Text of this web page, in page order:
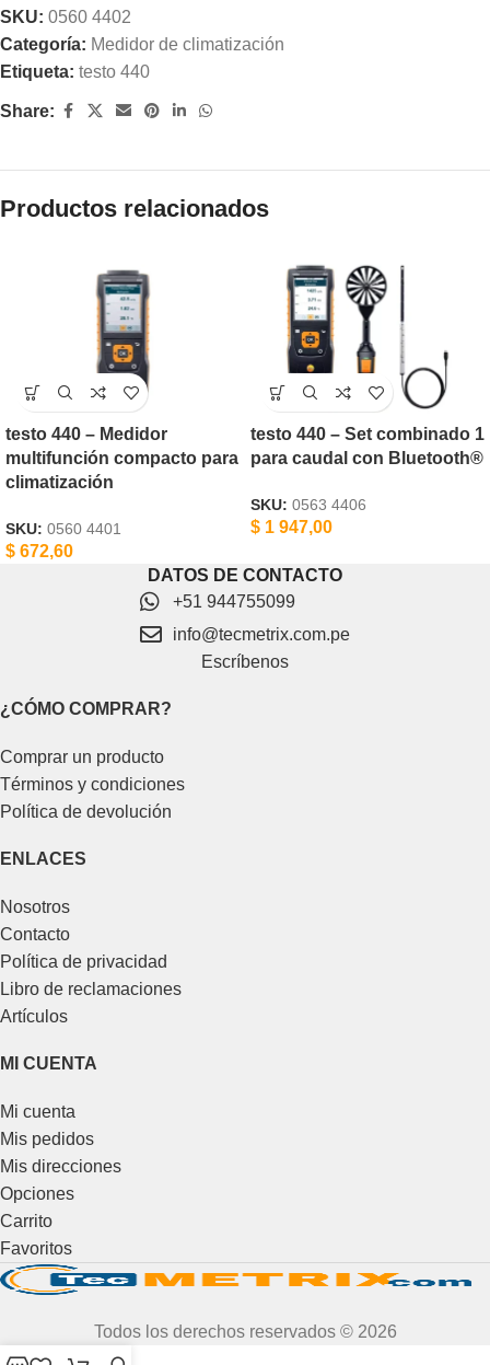
SKU: 0560 4402
Categoría: Medidor de climatización
Etiqueta: testo 440
Share:
Productos relacionados
testo 440 – Medidor
multifunción compacto para
climatización
SKU: 0560 4401
$ 672,60
testo 440 – Set combinado 1
para caudal con Bluetooth®
SKU: 0563 4406
$ 1 947,00
DATOS DE CONTACTO
+51 944755099
info@tecmetrix.com.pe
Escríbenos
¿CÓMO COMPRAR?
Comprar un producto
Términos y condiciones
Política de devolución
ENLACES
Nosotros
Contacto
Política de privacidad
Libro de reclamaciones
Artículos
MI CUENTA
Mi cuenta
Mis pedidos
Mis direcciones
Opciones
Carrito
Favoritos
Todos los derechos reservados © 2026